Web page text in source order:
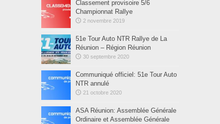
Classement provisoire 5/6
Championnat Rallye
2 novembre 2019
51e Tour Auto NTR Rallye de La
Réunion – Région Réunion
30 septembre 2020
Communiqué officiel: 51e Tour Auto
NTR annulé
21 octobre 2020
ASA Réunion: Assemblée Générale
Ordinaire et Assemblée Générale